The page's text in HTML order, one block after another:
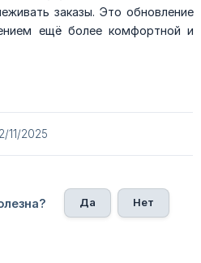
заказы. Это обновление
ещё более комфортной и
11/2025
Да Нет